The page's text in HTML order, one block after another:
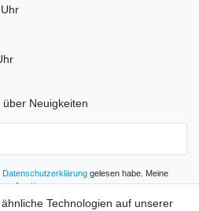
Neuigkeiten
Daten­schutz­erklärunggelesen habe. Meine
Technologien auf unserer